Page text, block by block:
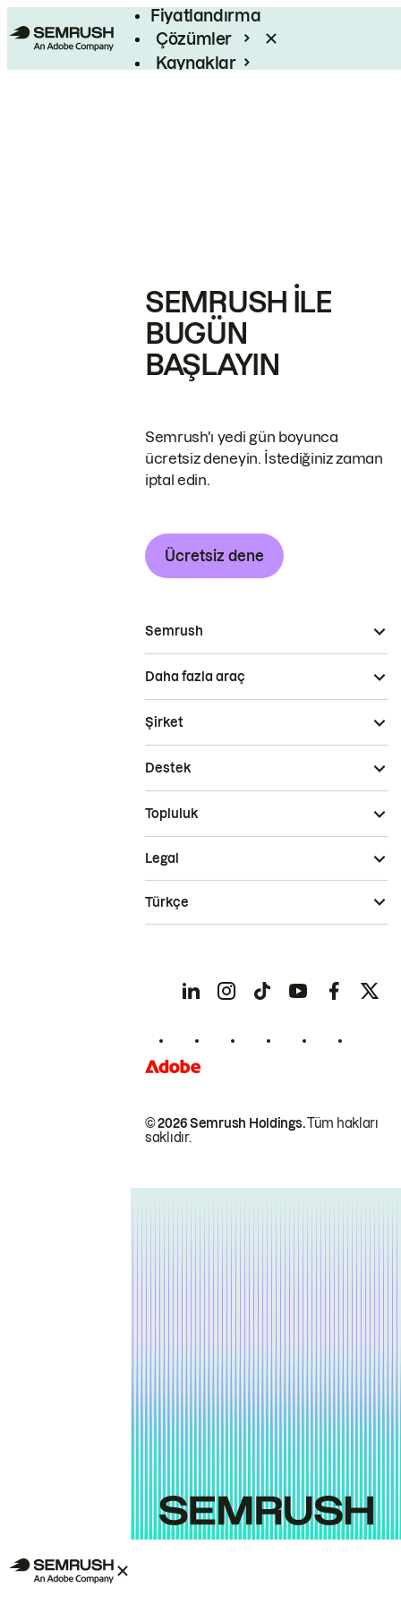
Fiyatlandırma
Çözümler
Kaynaklar
SEMRUSH ILE
BUGÜN
BAŞLAYIN
Semrush'ı yedi gün boyunca
ücretsiz deneyin. İstediğiniz zaman
iptal edin.
Ücretsiz dene
Semrush
Daha fazla araç
Şirket
Destek
Topluluk
© 2026 Semrush Holdings.Tüm hakları
saklıdır.
Legal
Türkçe